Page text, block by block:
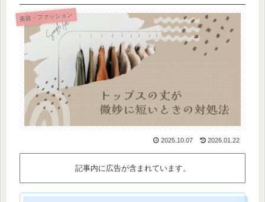
美容・ファッション
2025.10.07 2026.01.22
記事内に広告が含まれています。